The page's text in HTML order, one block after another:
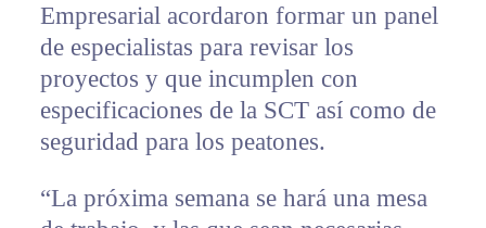
Empresarial acordaron formar un panel
de especialistas para revisar los
proyectos y que incumplen con
especificaciones de la SCT así como de
seguridad para los peatones.
“La próxima semana se hará una mesa